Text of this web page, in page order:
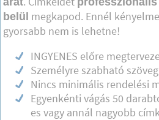
belül megkapod. Ennél
gyorsabb nem is lehetne!
INGYENES előre
Személyre szabható szöveg
Nincs minimális rendelési
Egyenkénti vágás 50
es vagy annál nagyobb